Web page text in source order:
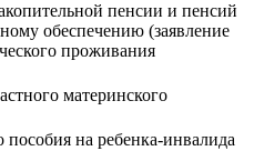
пенсии и пенсий
обеспечению (заявление
проживания
материнского
пособия на ребенка-инвалида